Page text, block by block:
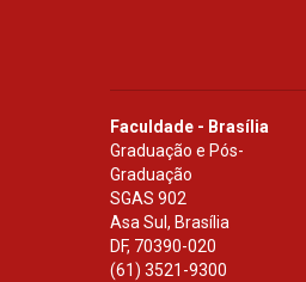
Faculdade - Brasília
Graduação e Pós-
Graduação
SGAS 902
Asa Sul, Brasília
DF, 70390-020
(61) 3521-9300